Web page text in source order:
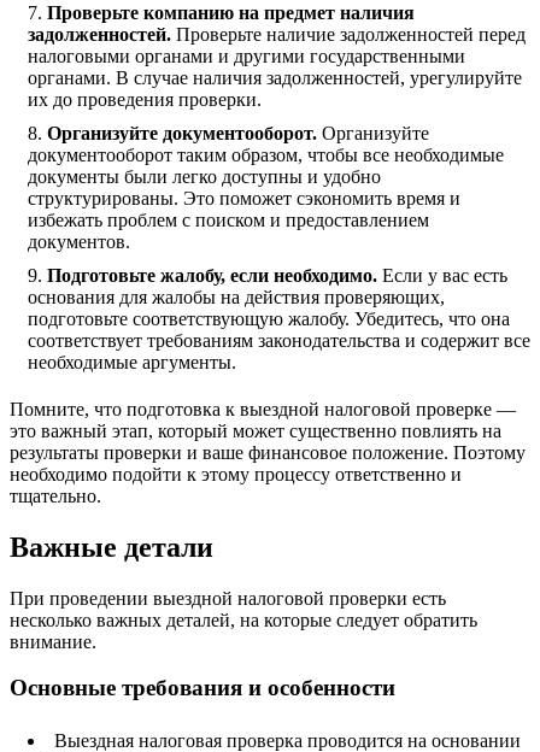
Проверьте компанию на предмет наличия
задолженностей. Проверьте наличие задолженностей перед
налоговыми органами и другими государственными
органами. В случае наличия задолженностей, урегулируйте
их до проведения проверки.
Организуйте документооборот. Организуйте
документооборот таким образом, чтобы все необходимые
документы были легко доступны и удобно
структурированы. Это поможет сэкономить время и
избежать проблем с поиском и предоставлением
документов.
Подготовьте жалобу, если необходимо. Если у вас есть
основания для жалобы на действия проверяющих,
подготовьте соответствующую жалобу. Убедитесь, что она
соответствует требованиям законодательства и содержит все
необходимые аргументы.
Помните, что подготовка к выездной налоговой проверке —
это важный этап, который может существенно повлиять на
результаты проверки и ваше финансовое положение. Поэтому
необходимо подойти к этому процессу ответственно и
тщательно.
Важные детали
При проведении выездной налоговой проверки есть
несколько важных деталей, на которые следует обратить
внимание.
Основные требования и особенности
Выездная налоговая проверка проводится на основании